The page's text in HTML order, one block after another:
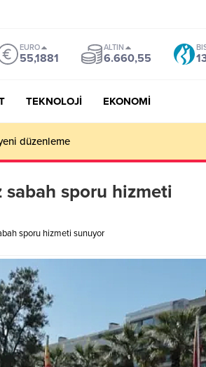
EURO
55,1881
ALTIN
6.660,55
TEKNOLOJİ EKONOMİ
inşaatı başladı
sporu hizmeti
sporu hizmeti sunuyor